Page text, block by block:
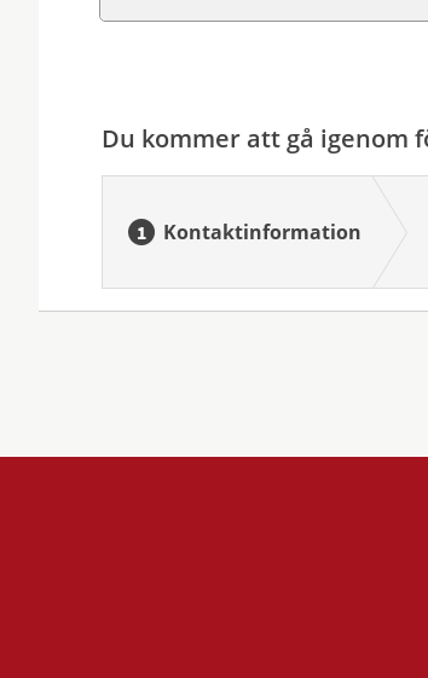
Du kommer att gå igenom
Kontaktinformation